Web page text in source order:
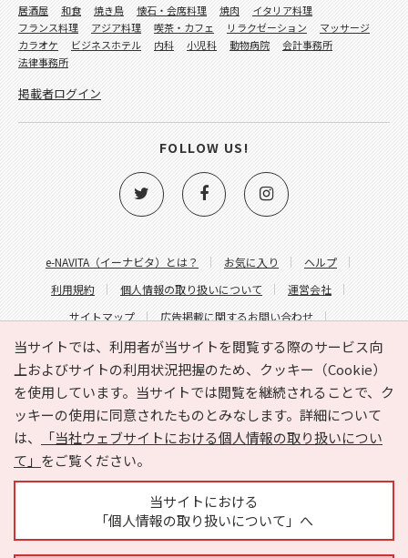
当サイトでは、利用者が当サイトを閲覧する際のサービス向
上およびサイトの利用状況把握のため、クッキー（Cookie）
を使用しています。当サイトでは閲覧を継続されることで、ク
ッキーの使用に同意されたものとみなします。詳細について
は、
「当社ウェブサイトにおける個人情報の取り扱いについ
て」 をご覧ください。
当サイトにおける
「個人情報の取り扱いについて」へ
e-NAVITA（イーナビタ）とは？ お気に入り
ヘルプ
利用規約
個人情報の取り扱いについて
運営会社
サイトマップ
広告掲載に関するお問い合わせ
サイトの内容に関するお問い合わせ
居酒屋 和食 焼き鳥 懐石・会席料理 焼肉
イタリア料理
フランス料理
アジア料理 喫茶・カフェ リラクゼーション
マッサージ
カラオケ
ビジネスホテル 内科 小児科 動物病院
会計事務所
法律事務所
掲載者ログイン
FOLLOW US!
Copyright © HYOJITO.Co.,Ltd. All Rights Reserved.